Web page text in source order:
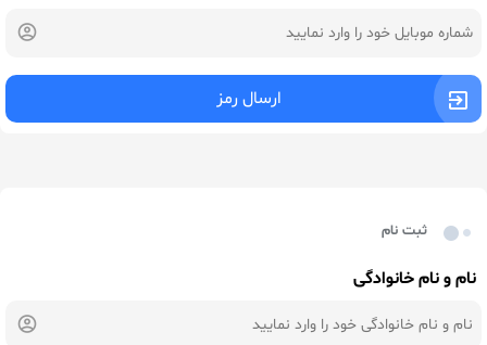
ارسال رمز
ثبت نام
نام و نام خانوادگی